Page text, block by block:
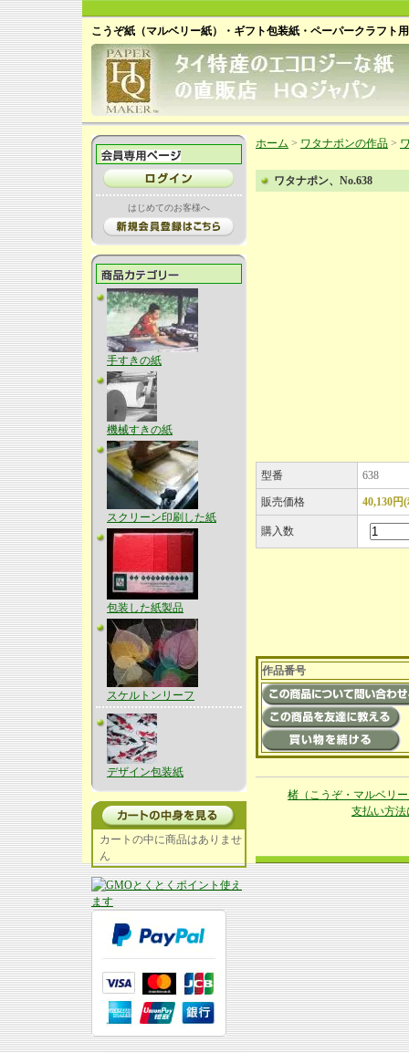
こうぞ紙（マルベリー紙）・ギフト包装紙・ペーパークラフト
はじめてのお客様へ
手すきの紙
機械すきの紙
スクリーン印刷した紙
包装した紙製品
スケルトンリーフ
デザイン包装紙
カートの中に商品はありませ
ん
ホーム > ワタナポンの作品 >
ワタナポン、No.638
型番 638
販売価格 40,130円
購入数
作品番号
楮（こうぞ・マルベリ
支払い方法